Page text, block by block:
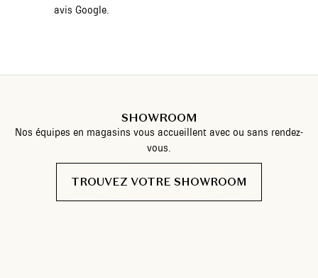
avis Google.
SHOWROOM
Nos équipes en magasins vous accueillent avec ou sans rendez-
vous.
TROUVEZ VOTRE SHOWROOM